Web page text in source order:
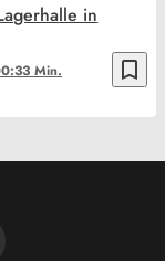
bookmark_border
Min.
in